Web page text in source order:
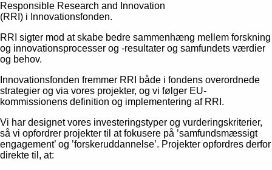
Responsible Research and Innovation
(RRI) i Innovationsfonden.
RRI sigter mod at skabe bedre sammenhæng mellem forskning
og innovationsprocesser og -resultater og samfundets værdier
og behov.
Innovationsfonden fremmer RRI både i fondens overordnede
strategier og via vores projekter, og vi følger EU-
kommissionens definition og implementering af RRI.
Vi har designet vores investeringstyper og vurderingskriterier,
så vi opfordrer projekter til at fokusere på ’samfundsmæssigt
engagement’ og ’forskeruddannelse’. Projekter opfordres derfor
direkte til, at: